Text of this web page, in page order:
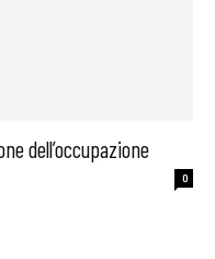
dell’occupazione
0